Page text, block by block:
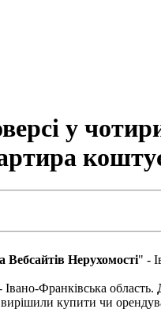
у
Нерухомості" -
Івано-Франківська область.
вирішили купити чи